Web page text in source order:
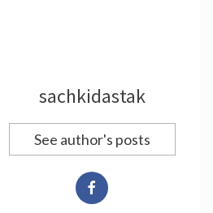
sachkidastak
See author's posts